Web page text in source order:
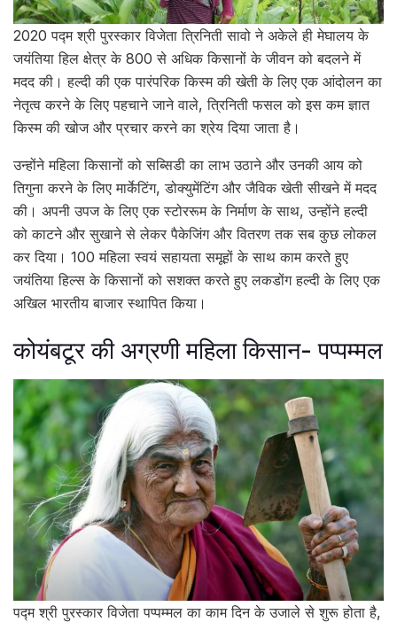
2020 पद्म श्री पुरस्कार विजेता त्रिनिती सावो ने अकेले ही मेघालय के
जयंतिया हिल क्षेत्र के 800 से अधिक किसानों के जीवन को बदलने में
मदद की। हल्दी की एक पारंपरिक किस्म की खेती के लिए एक आंदोलन का
नेतृत्व करने के लिए पहचाने जाने वाले, त्रिनिती फसल को इस कम ज्ञात
किस्म की खोज और प्रचार करने का श्रेय दिया जाता है।
उन्होंने महिला किसानों को सब्सिडी का लाभ उठाने और उनकी आय को
तिगुना करने के लिए मार्केटिंग, डोक्युमेंटिंग और जैविक खेती सीखने में मदद
की। अपनी उपज के लिए एक स्टोररूम के निर्माण के साथ, उन्होंने हल्दी
को काटने और सुखाने से लेकर पैकेजिंग और वितरण तक सब कुछ लोकल
कर दिया। 100 महिला स्वयं सहायता समूहों के साथ काम करते हुए
जयंतिया हिल्स के किसानों को सशक्त करते हुए लकडोंग हल्दी के लिए एक
अखिल भारतीय बाजार स्थापित किया।
कोयंबटूर की अग्रणी महिला किसान- पप्पम्मल
पद्म श्री पुरस्कार विजेता पप्पम्मल का काम दिन के उजाले से शुरू होता है,